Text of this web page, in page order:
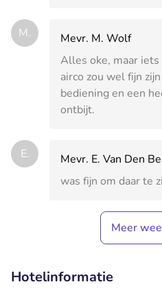
M.
Mevr. M. Wolf
Alles oke, maar
airco zou wel fijn
bediening en een
ontbijt.
E.
Mevr. E. Van Den
was fijn om daar te
Meer
Hotelinformatie